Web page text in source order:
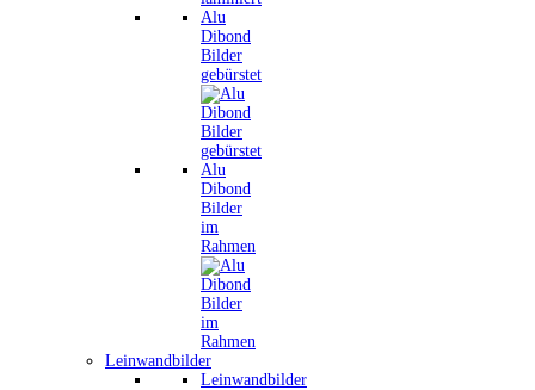
Alu
Dibond
Bilder
gebürstet
Alu
Dibond
Bilder
im
Rahmen
Leinwandbilder
Leinwandbilder